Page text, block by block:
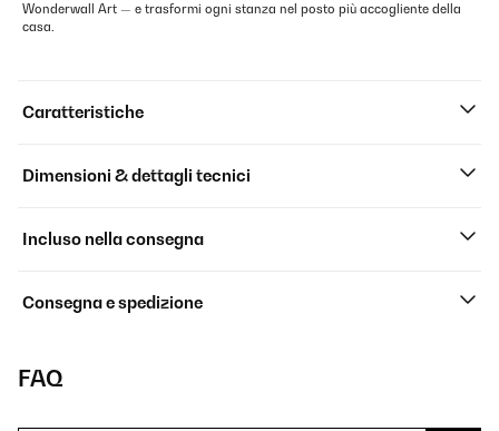
Wonderwall Art — e trasformi ogni stanza nel posto più accogliente della
casa.
Caratteristiche
Dimensioni & dettagli tecnici
Incluso nella consegna
Consegna e spedizione
FAQ